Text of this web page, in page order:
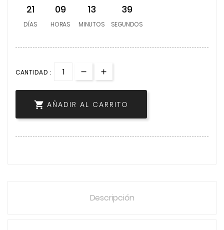
21
DÍAS
09
HORAS
13
MINUTOS
39
SEGUNDOS
CANTIDAD :
 AÑADIR AL CARRITO
Descripción